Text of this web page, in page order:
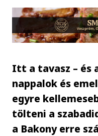
Itt a tavasz – és
nappalok és
egyre
tölteni a
a Bakony erre